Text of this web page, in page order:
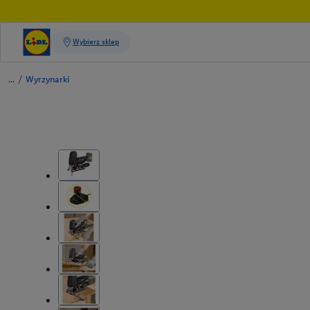
/ Wyrzynarki